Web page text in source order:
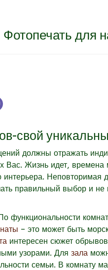
для
свой
должны отражать
Вас. Жизнь идет,
интерьера.
правильный выбор и
функциональности
– это может быть
интересен сюжет
узорами. Длязала
семьи. В комнату